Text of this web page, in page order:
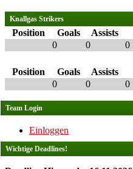
Knallgas Strikers
Position Goals Assists
0
0 0
Position Goals Assists
0
0 0
Team Login
Einloggen
Wichtige Deadlines!